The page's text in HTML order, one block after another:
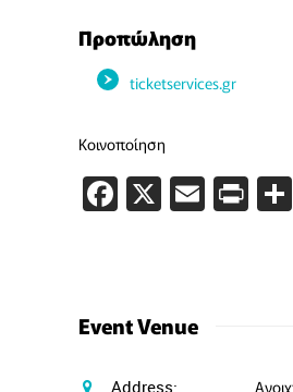
Προπώληση
ticketservices.gr
Κοινοποίηση
Facebook
X Email
Event Venue
Address: